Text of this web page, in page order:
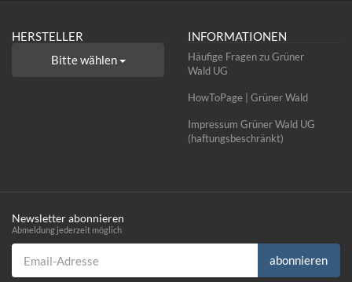
HERSTELLER
Bitte wählen
INFORMATIONEN
Häufige Fragen zu Grüner
Wald UG
HowToPage | Grüner Wald
Impressum Grüner Wald UG
(haftungsbeschränkt)
Newsletter abonnieren
Abmeldung jederzeit möglich
Email-Adresse
abonnieren